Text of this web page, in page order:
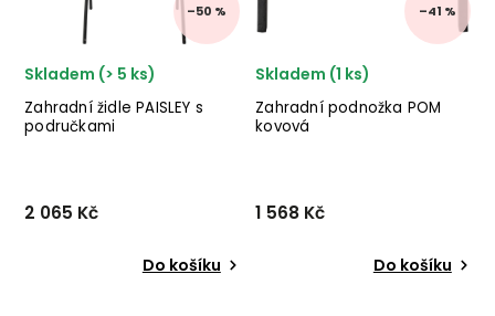
–50 %
Zahradní židle PAISLEY s
područkami
Skladem (> 5 ks)
2 065 Kč
Do košíku
–41 %
Zahradní podnožka POM
kovová
Skladem (1 ks)
1 568 Kč
Do košíku